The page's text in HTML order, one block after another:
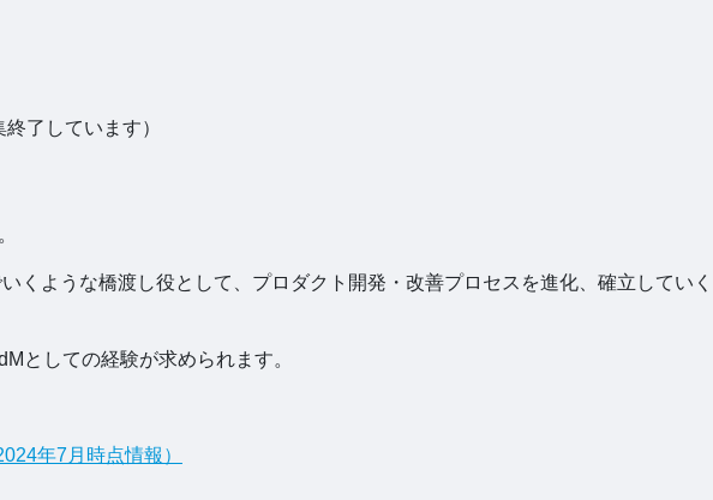
終了しています）
ような橋渡し役として、プロダクト開発・改善プロセスを進化、確立していく
としての経験が求められます。
年7月時点情報）